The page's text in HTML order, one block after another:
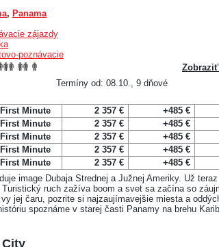
, Panama
zájazdy
poznávacie
Termíny od: 08.10., 9 dňové
First Minute 2 357 € +485 €
First Minute 2 357 € +485 €
First Minute 2 357 € +485 €
First Minute 2 357 € +485 €
First Minute 2 357 € +485 €
image Dubaja Strednej a Južnej Ameriky. Už
ruch zažíva boom a svet sa začína so
jej čaru, pozrite si najzaujímavejšie miesta a
spoznáme v starej časti Panamy na brehu
City